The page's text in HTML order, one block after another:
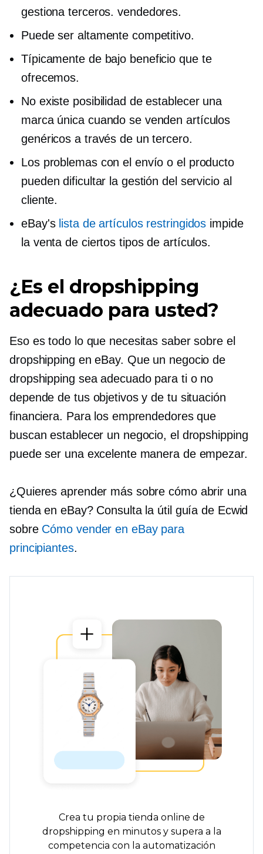
gestionaterceros. vendedores.
Puede ser altamente competitivo.
Típicamente de bajo beneficio que te
ofrecemos.
No existe posibilidad de establecer una
marca única cuando se venden artículos
genéricos a través de un tercero.
Los problemas con el envío o el producto
pueden dificultar la gestión del servicio al
cliente.
eBay's lista de artículos restringidos impide
la venta de ciertos tipos de artículos.
¿Es el dropshipping
adecuado para usted?
Eso es todo lo que necesitas saber sobre el
dropshipping en eBay. Que un negocio de
dropshipping sea adecuado para ti o no
depende de tus objetivos y de tu situación
financiera. Para los emprendedores que
buscan establecer un negocio, el dropshipping
puede ser una excelente manera de empezar.
¿Quieres aprender más sobre cómo abrir una
tienda en eBay? Consulta la útil guía de Ecwid
sobre Cómo vender en eBay para
principiantes.
Crea tu propia tienda online de
dropshipping en minutos y supera a la
competencia con la automatización